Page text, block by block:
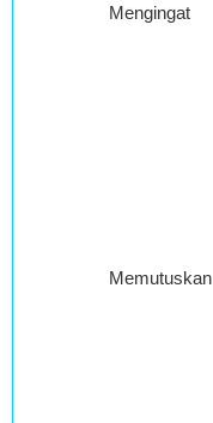
Mengingat
Memutuskan